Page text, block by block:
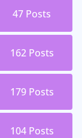
47 Posts
162 Posts
179 Posts
104 Posts